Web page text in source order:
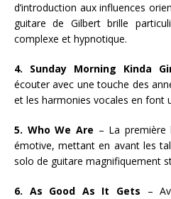
d’introduction aux influences
guitare de Gilbert brille
complexe et hypnotique.
4. Sunday Morning Kinda
écouter avec une touche des
et les harmonies vocales en font
5. Who We Are – La première
émotive, mettant en avant les
solo de guitare magnifiquement
6. As Good As It Gets –